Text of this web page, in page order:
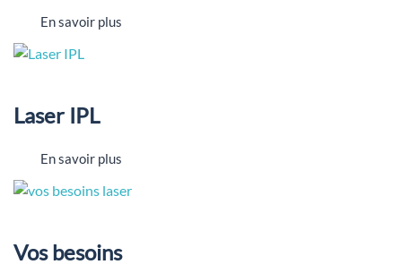
En savoir plus
Laser IPL
En savoir plus
Vos besoins